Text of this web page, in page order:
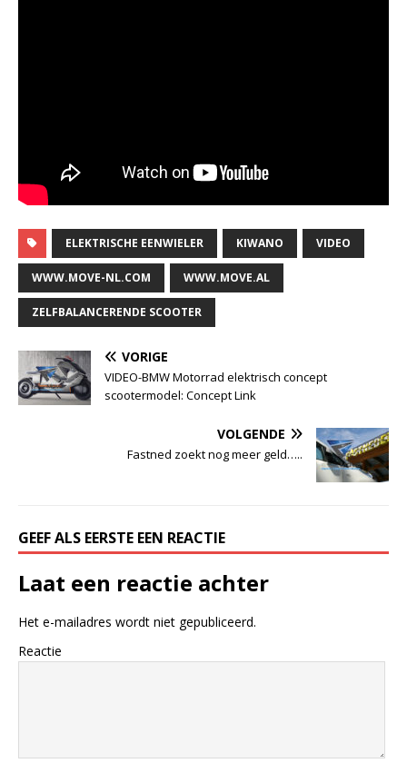
ELEKTRISCHE EENWIELER KIWANO VIDEO
WWW.MOVE-NL.COM WWW.MOVE.AL
ZELFBALANCERENDE SCOOTER
VORIGE
VIDEO-BMW Motorrad elektrisch concept
scootermodel: Concept Link
VOLGENDE
Fastned zoekt nog meer geld…..
GEEF ALS EERSTE EEN REACTIE
Laat een reactie achter
Het e-mailadres wordt niet gepubliceerd.
Reactie